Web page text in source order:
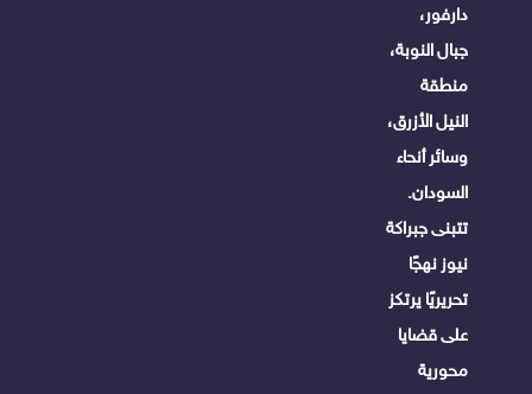
دارفور،
جبال النوبة،
منطقة
النيل الأزرق،
وسائر أنحاء
السودان.
تتبنى جبراكة
نيوز نهجًا
تحريريًا يرتكز
على قضايا
محورية